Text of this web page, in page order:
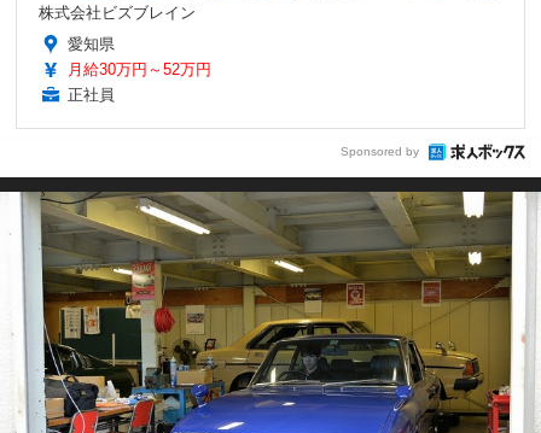
株式会社ビズブレイン
愛知県
月給30万円～52万円
正社員
Sponsored by